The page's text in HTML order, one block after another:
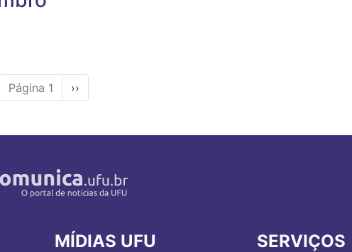
Página 1
Próxima
página
››
MÍDIAS UFU SERVIÇOS